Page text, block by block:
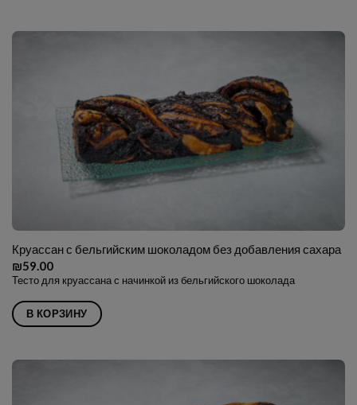
Круассан с бельгийским шоколадом без добавления сахара
₪59.00
Тесто для круассана с начинкой из бельгийского шоколада
В КОРЗИНУ